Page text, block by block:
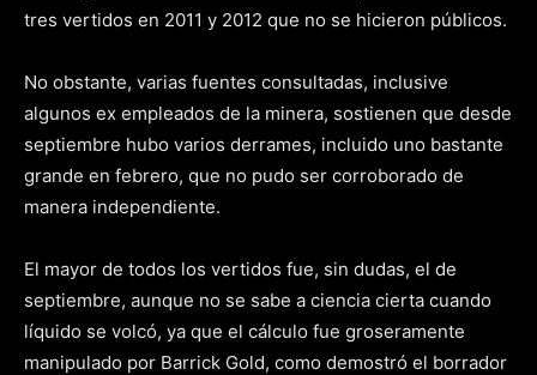
tres vertidos en 2011 y 2012 que no se hicieron públicos.
No obstante, varias fuentes consultadas, inclusive
algunos ex empleados de la minera, sostienen que desde
septiembre hubo varios derrames, incluido uno bastante
grande en febrero, que no pudo ser corroborado de
manera independiente.
El mayor de todos los vertidos fue, sin dudas, el de
septiembre, aunque no se sabe a ciencia cierta cuando
líquido se volcó, ya que el cálculo fue groseramente
manipulado por Barrick Gold, como demostró el borrador